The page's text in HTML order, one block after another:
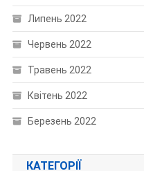
Липень 2022
Червень 2022
Травень 2022
Квітень 2022
Березень 2022
КАТЕГОРІЇ